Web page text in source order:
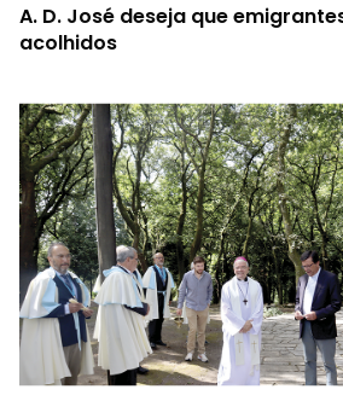
A. D. José deseja que
acolhidos